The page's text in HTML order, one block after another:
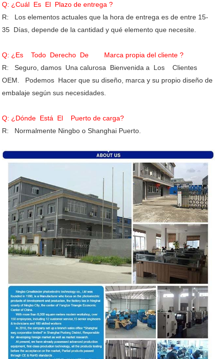
Q: ¿Cuál Es El Plazo de entrega ?
R: Los elementos actuales que la hora de entrega es de entre 15-
35 Días, depende de la cantidad y qué elemento que necesite.
Q: ¿Es Todo Derecho De Marca propia del cliente ?
R: Seguro, damos Una calurosa Bienvenida a Los Clientes
OEM. Podemos Hacer que su diseño, marca y su propio diseño de
embalaje según sus necesidades.
Q: ¿Dónde Está El Puerto de carga?
R: Normalmente Ningbo o Shanghai Puerto.